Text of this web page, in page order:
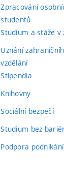
Zpracování
studentů
Studium a stáže v
Uznání
vzdělání
Stipendia
Knihovny(externí
Sociální bezpečí
Studium bez
Podpora podnikání